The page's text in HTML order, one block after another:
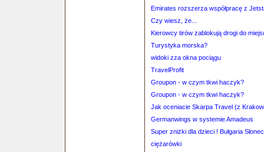
Emirates rozszerza współpracę z
Czy wiesz, że...
Kierowcy tirów zablokują drogi do
Turystyka morska?
widoki zza okna pociągu
TravelProfit
Groupon - w czym tkwi haczyk?
Groupon - w czym tkwi haczyk?
Jak oceniacie Skarpa Travel (z
Germanwings w systemie Amadeus
Super zniżki dla dzieci ! Bułgaria
ciężarówki